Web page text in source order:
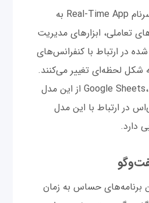
برنامه بلادرنگ (RTA) سرنام Real-Time App به
تعاملی، ابزارهای مدیریت
شده در ارتباط با کنفرانس‌های
شکل لحظه‌ای تغییر می‌کنند.
اسلک، Google Sheets، Spreadsheets از این مدل
در ارتباط با این مدل
دارد.
برنامه‌های حساس به زمان